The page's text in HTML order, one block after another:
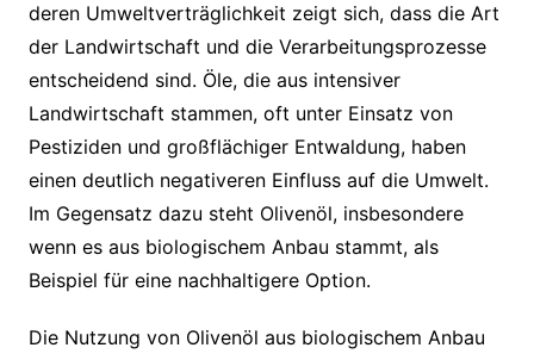
deren Umweltverträglichkeit zeigt sich, dass die Art
der Landwirtschaft und die Verarbeitungsprozesse
entscheidend sind. Öle, die aus intensiver
Landwirtschaft stammen, oft unter Einsatz von
Pestiziden und großflächiger Entwaldung, haben
einen deutlich negativeren Einfluss auf die Umwelt.
Im Gegensatz dazu steht Olivenöl, insbesondere
wenn es aus biologischem Anbau stammt, als
Beispiel für eine nachhaltigere Option.
Die Nutzung von Olivenöl aus biologischem Anbau